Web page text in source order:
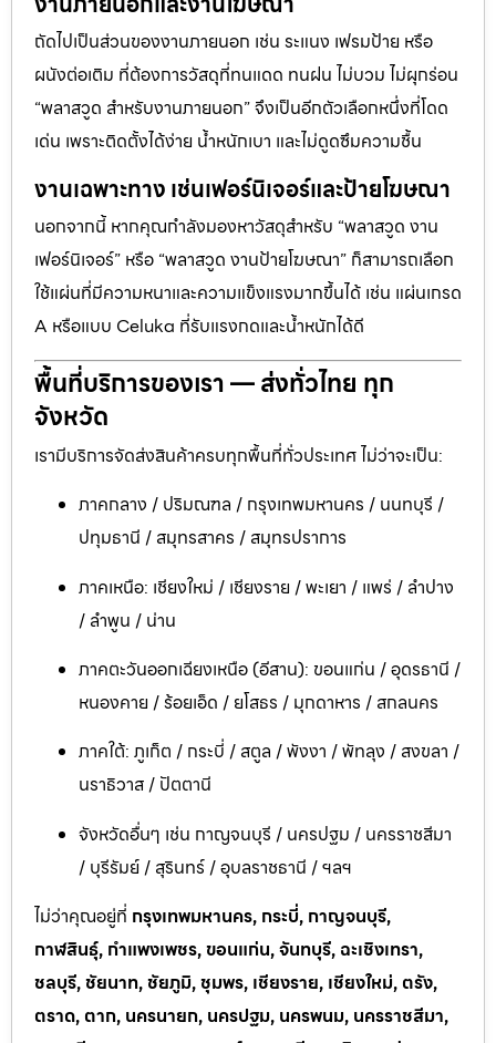
ถัดไปเป็นส่วนของงานภายนอก เช่น ระแนง เฟรมป้าย หรือ
ผนังต่อเติม ที่ต้องการวัสดุที่ทนแดด ทนฝน ไม่บวม ไม่ผุกร่อน
“พลาสวูด สำหรับงานภายนอก” จึงเป็นอีกตัวเลือกหนึ่งที่โดด
เด่น เพราะติดตั้งได้ง่าย น้ำหนักเบา และไม่ดูดซึมความชื้น
งานเฉพาะทาง เช่นเฟอร์นิเจอร์และป้ายโฆษณา
นอกจากนี้ หากคุณกำลังมองหาวัสดุสำหรับ “พลาสวูด งาน
เฟอร์นิเจอร์” หรือ “พลาสวูด งานป้ายโฆษณา” ก็สามารถเลือก
ใช้แผ่นที่มีความหนาและความแข็งแรงมากขึ้นได้ เช่น แผ่นเกรด
A หรือแบบ Celuka ที่รับแรงกดและน้ำหนักได้ดี
พื้นที่บริการของเรา — ส่งทั่วไทย ทุก
จังหวัด
เรามีบริการจัดส่งสินค้าครบทุกพื้นที่ทั่วประเทศ ไม่ว่าจะเป็น:
ภาคกลาง / ปริมณฑล / กรุงเทพมหานคร / นนทบุรี /
ปทุมธานี / สมุทรสาคร / สมุทรปราการ
ภาคเหนือ: เชียงใหม่ / เชียงราย / พะเยา / แพร่ / ลำปาง
/ ลำพูน / น่าน
ภาคตะวันออกเฉียงเหนือ (อีสาน): ขอนแก่น / อุดรธานี /
หนองคาย / ร้อยเอ็ด / ยโสธร / มุกดาหาร / สกลนคร
ภาคใต้: ภูเก็ต / กระบี่ / สตูล / พังงา / พัทลุง / สงขลา /
นราธิวาส / ปัตตานี
จังหวัดอื่นๆ เช่น กาญจนบุรี / นครปฐม / นครราชสีมา
/ บุรีรัมย์ / สุรินทร์ / อุบลราชธานี / ฯลฯ
ไม่ว่าคุณอยู่ที่ กรุงเทพมหานคร, กระบี่, กาญจนบุรี,
กาฬสินธุ์, กำแพงเพชร, ขอนแก่น, จันทบุรี, ฉะเชิงเทรา,
ชลบุรี, ชัยนาท, ชัยภูมิ, ชุมพร, เชียงราย, เชียงใหม่, ตรัง,
ตราด, ตาก, นครนายก, นครปฐม, นครพนม, นครราชสีมา,